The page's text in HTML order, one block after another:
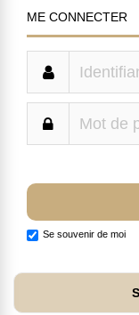
ME CONNECTER
Se souvenir de moi